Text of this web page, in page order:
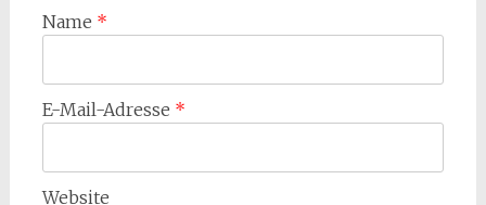
Name *
E-Mail-Adresse *
Website